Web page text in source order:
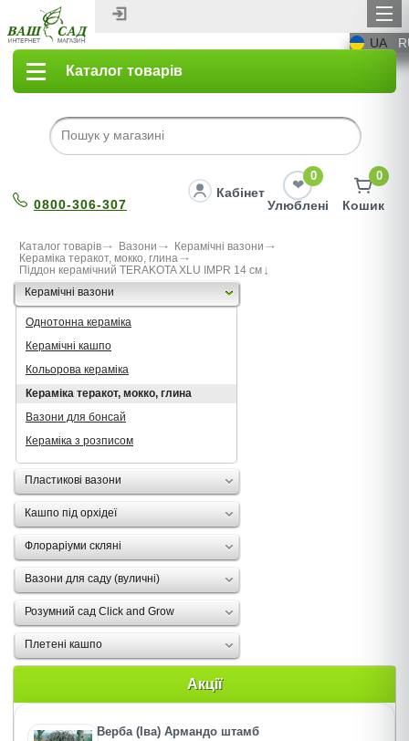
UA
Каталог товарів
0800-306-307
Кабінет
0
Улюблені
0
Кошик
Каталог товарів Вазони
Керамічні вазони
Кераміка теракот, мокко, глина
Пiддон керамiчний TERAKOTA XLU IMPR 14 см
Керамічні вазони
Однотонна кераміка
Керамічні кашпо
Кольорова кераміка
Кераміка теракот, мокко, глина
Вазони для бонсай
Кераміка з розписом
Пластикові вазони
Кашпо під орхідеї
Флораріуми скляні
Вазони для саду (вуличні)
Розумний сад Click and Grow
Плетені кашпо
Акції
Верба (Іва) Армандо штамб